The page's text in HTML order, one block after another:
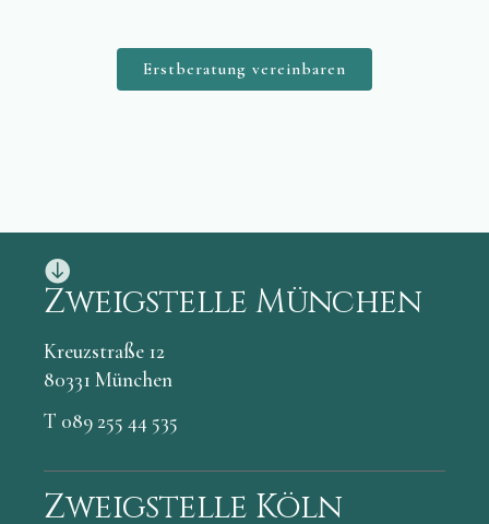
Erstberatung vereinbaren
Zweigstelle München
Kreuzstraße 12
80331 München
T 089 255 44 535
Zweigstelle Köln